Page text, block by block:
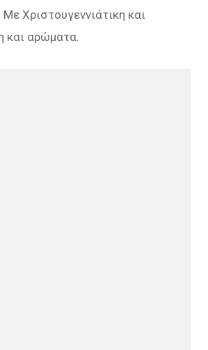
Χριστουγεννιάτικη και
και αρώματα.